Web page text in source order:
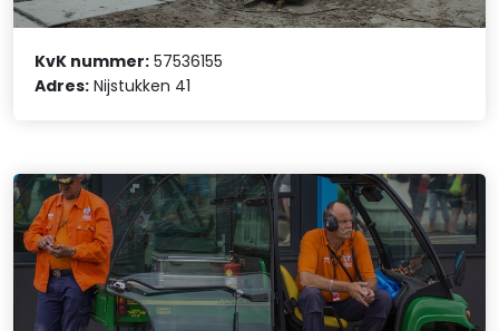
KvK nummer: 57536155
Adres: Nijstukken 41